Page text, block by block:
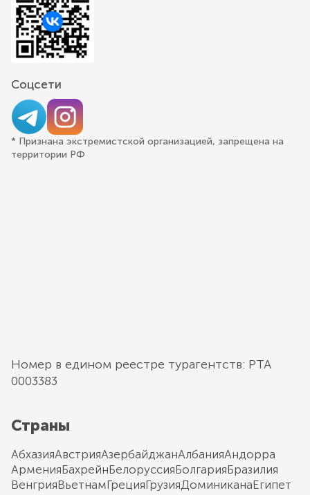
Соцсети
* Признана экстремистской организацией, запрещена на
территории РФ
Номер в едином реестре турагентств: РТА
0003383
Страны
АбхазияАвстрияАзербайджанАлбанияАндорра
АрменияБахрейнБелоруссияБолгарияБразилия
ВенгрияВьетнамГрецияГрузияДоминиканаЕгипет